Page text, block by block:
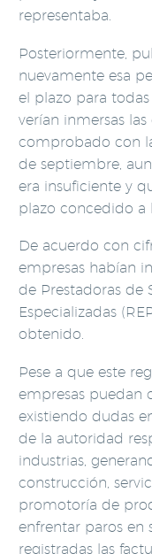
representaba.
Posteriormente,
nuevamente esa
el plazo para
verían inmersas
comprobado con
de septiembre,
era insuficiente y
plazo concedido a
De acuerdo con
empresas habían
de Prestadoras de
Especializadas
obtenido.
Pese a que este
empresas puedan
existiendo dudas
de la autoridad
industrias,
construcción,
promotoría de
enfrentar paros en
registradas las